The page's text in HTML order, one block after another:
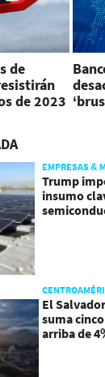
de
de 2023
EMPRESAS &
Trump
insumo
El
suma
arriba de